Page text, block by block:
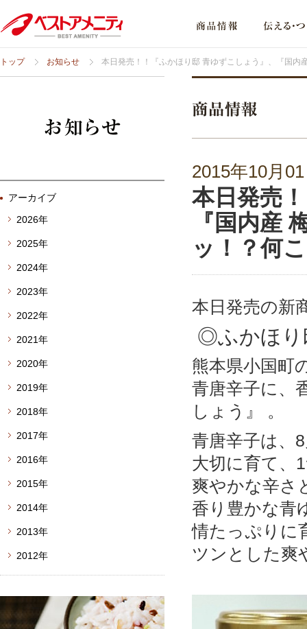
トップ お知らせ 本日発売！！『ふかほり邸 青ゆずこしょう』、『国
2015年10月
本日発売
『国内産
ッ！？何
本日発売の新
◎ふかほり
熊本県小国町
青唐辛子に、
しょう』 。
青唐辛子は、
大切に育て、
爽やかな辛さ
香り豊かな青
情たっぷりに
ツンとした爽
アーカイブ
2026年
2025年
2024年
2023年
2022年
2021年
2020年
2019年
2018年
2017年
2016年
2015年
2014年
2013年
2012年